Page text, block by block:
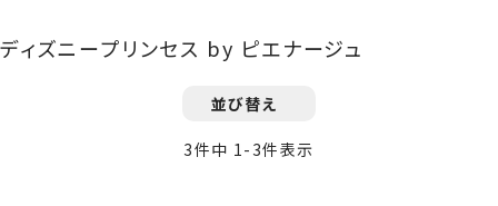
ディズニープリンセス by ピエナージュ
並び替え
3件中 1- 3件表示